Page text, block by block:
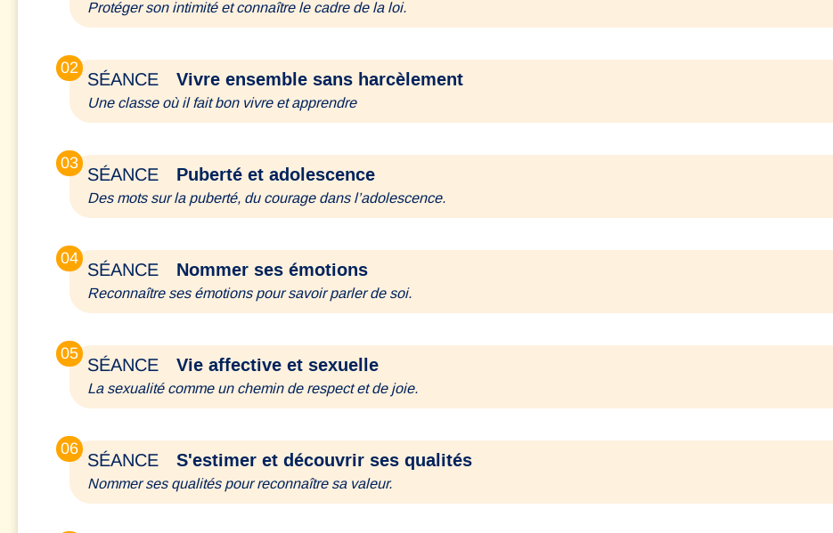
Protéger son intimité et connaître le cadre de la loi.
02
SÉANCE Vivre ensemble sans harcèlement
Une classe où il fait bon vivre et apprendre
03
SÉANCE Puberté et adolescence
Des mots sur la puberté, du courage dans l’adolescence.
04
SÉANCE Nommer ses émotions
Reconnaître ses émotions pour savoir parler de soi.
05
SÉANCE Vie affective et sexuelle
La sexualité comme un chemin de respect et de joie.
06
SÉANCE S'estimer et découvrir ses qualités
Nommer ses qualités pour reconnaître sa valeur.